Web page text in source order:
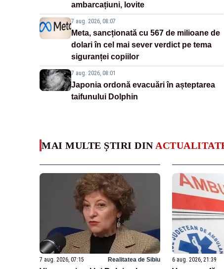
ambarcațiuni, lovite
7 aug. 2026, 08:07
Meta, sancționată cu 567 de milioane de
dolari în cel mai sever verdict pe tema
siguranței copiilor
7 aug. 2026, 08:01
Japonia ordonă evacuări în așteptarea
taifunului Dolphin
MAI MULTE ȘTIRI DIN
7 aug. 2026, 07:15 Realitatea de Sibiu 6 aug. 2026, 21:39